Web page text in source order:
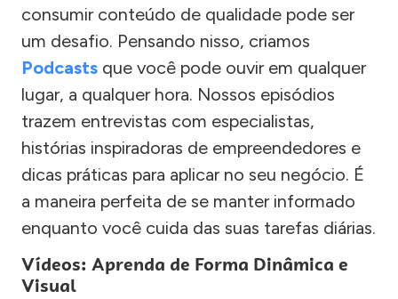
consumir conteúdo de qualidade pode ser
um desafio. Pensando nisso, criamos
Podcasts que você pode ouvir em qualquer
lugar, a qualquer hora. Nossos episódios
trazem entrevistas com especialistas,
histórias inspiradoras de empreendedores e
dicas práticas para aplicar no seu negócio. É
a maneira perfeita de se manter informado
enquanto você cuida das suas tarefas diárias.
Vídeos: Aprenda de Forma Dinâmica e
Visual